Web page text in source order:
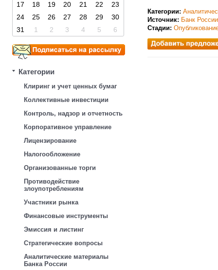
17
18 19 20 21 22
23
24
25 26 27 28 29
30
31
1 2 3 4 5 6
Категории
Клиринг и учет ценных бумаг
Коллективные инвестиции
Контроль, надзор и отчетность
Корпоративное управление
Лицензирование
Налогообложение
Организованные торги
Противодействие
злоупотреблениям
Участники рынка
Финансовые инструменты
Эмиссия и листинг
Стратегические вопросы
Аналитические материалы
Банка России
Категории:
Источник: Банк России
Стадии: